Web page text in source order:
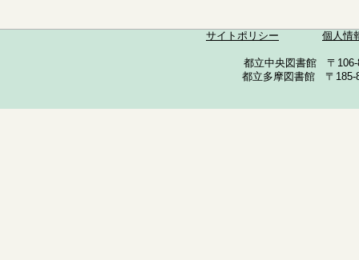
サイトポリシー 個人情
都立中央図書館 〒
都立多摩図書館 〒185-